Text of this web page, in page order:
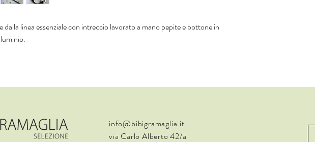
dalla linea essenziale con intreccio lavorato a mano pepite e bottone in
info@bibigramaglia.it
via Carlo Alberto 42/a